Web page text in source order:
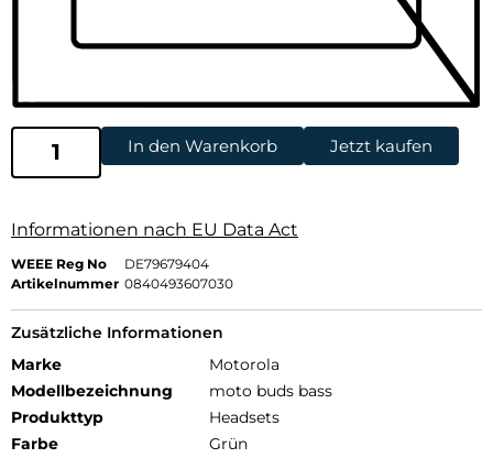
In den Warenkorb Jetzt kaufen
Informationen nach EU Data Act
WEEE Reg No
DE79679404
Artikelnummer 0840493607030
Zusätzliche Informationen
Marke
Motorola
Modellbezeichnung
moto buds bass
Produkttyp
Headsets
Farbe
Grün